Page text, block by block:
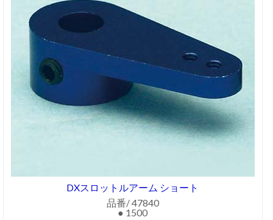
DXスロットルアーム ショート
品番/ 47840
● 1500